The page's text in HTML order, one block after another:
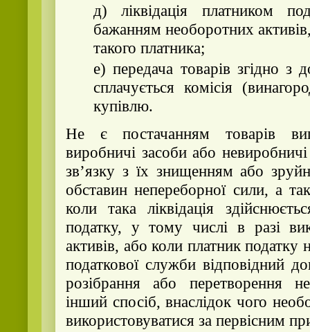
д) ліквідація платником
бажанням необоротних
такого платника;
е) передача товарів згідно з
сплачується комісія
купівлю.
Не є постачанням товарів
виробничі засоби або
зв’язку з їх знищенням або
обставин непереборної сили, а
коли така ліквідація
податку, у тому числі в разі
активів, або коли платник податку
податкової служби відповідний
розібрання або перетворення
інший спосіб, внаслідок чого
використовуватися за первісним